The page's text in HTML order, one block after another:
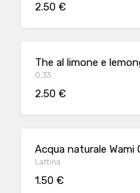
2.50 €
The al limone e
0,33
2.50 €
Acqua naturale Wami
Lattina
1.50 €